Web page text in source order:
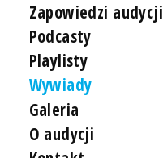
Zapowiedzi audycji
Podcasty
Playlisty
Wywiady
Galeria
O audycji